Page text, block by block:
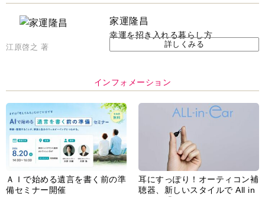
家運隆昌
幸運を招き入れる暮らし方
江原啓之 著 詳しくみる
インフォメーション
ＡＩで始める遺言を書く前の準
備セミナー開催
耳にすっぽり！オーティコン補
聴器、新しいスタイルで All in